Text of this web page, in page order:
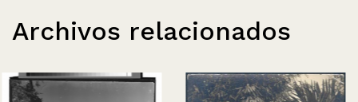
Archivos relacionados